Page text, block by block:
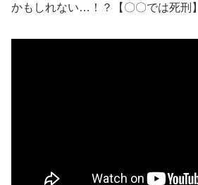
かもしれない…！？【〇〇では死刑】